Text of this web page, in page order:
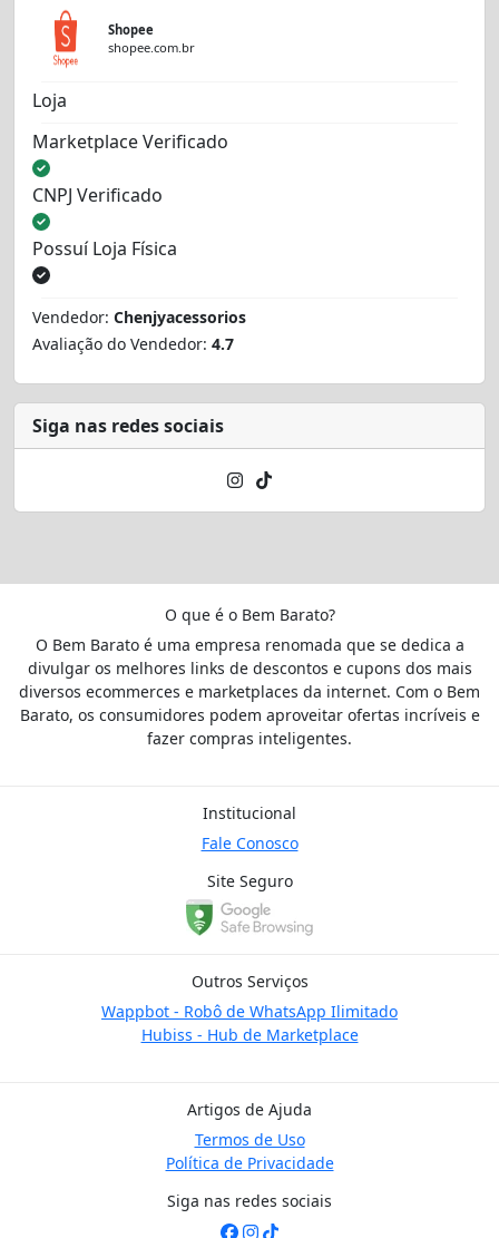
Shopee
shopee.com.br
Loja
Marketplace Verificado
CNPJ Verificado
Possuí Loja Física
Vendedor: Chenjyacessorios
Avaliação do Vendedor: 4.7
Siga nas redes sociais
O que é o Bem Barato?
O Bem Barato é uma empresa renomada que se dedica a
divulgar os melhores links de descontos e cupons dos mais
diversos ecommerces e marketplaces da internet. Com o Bem
Barato, os consumidores podem aproveitar ofertas incríveis e
fazer compras inteligentes.
Institucional
Fale Conosco
Site Seguro
Outros Serviços
Wappbot - Robô de WhatsApp Ilimitado
Hubiss - Hub de Marketplace
Artigos de Ajuda
Termos de Uso
Política de Privacidade
Siga nas redes sociais